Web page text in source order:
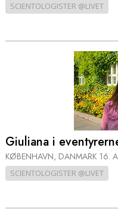
SCIENTOLOGISTER @LIVET
Giuliana i
KØBENHAVN, DANMARK 16.
SCIENTOLOGISTER @LIVET